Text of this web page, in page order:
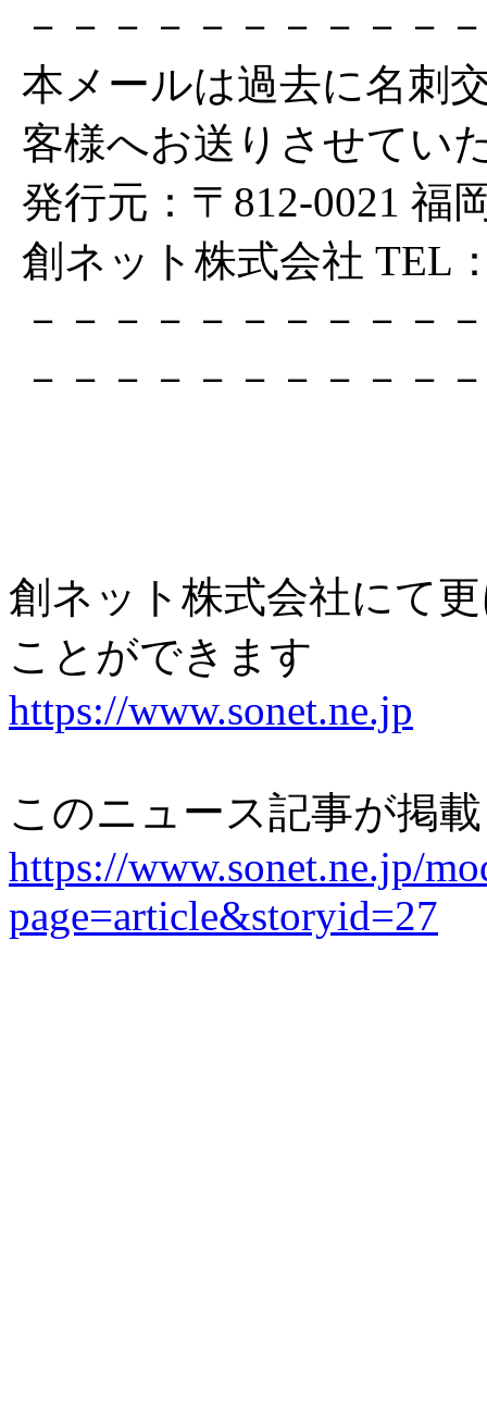
－－－－－－－－－－
本メールは過去に名刺
客様へお送りさせてい
発行元：〒812-0021 福
創ネット株式会社 TEL
－－－－－－－－－－
－－－－－－－－－－
創ネット株式会社にて
ことができます
https://www.sonet.ne.jp
このニュース記事が掲
https://www.sonet.ne.jp/
page=article&storyid=27